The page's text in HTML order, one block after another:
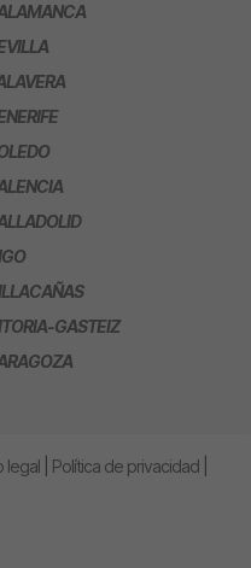
GASTEIZ
legal Política de privacidad